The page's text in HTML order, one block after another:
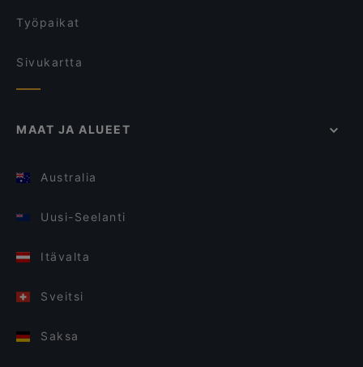
Työpaikat
Sivukartta
MAAT JA ALUEET
Australia
Uusi-Seelanti
Itävalta
Sveitsi
Saksa